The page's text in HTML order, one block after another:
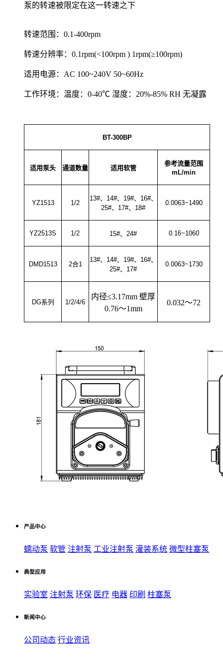
泵的转速被限定在这一转速之下
转速范围：0.1-400rpm
转速分辨率：0.1rpm(<100rpm ) 1rpm(≥100rpm)
适用电源：AC 100~240V 50~60Hz
工作环境：温度：0-40℃ 湿度：20%-85% RH 无凝露
BT-300BP
适用泵头 通道数量 适用软管
参考流量范围
mL/min
YZ1513 1/2
13#、14#、19#、16#、
25#、17#、18#
0.0063~1490
YZ2513S 1/2 15#、24# 0.16~1060
DMD1513 2合1
13#、14#、19#、16#、
25#、17#
0.0063~1730
DG系列 1/2/4/6
内径≤3.17mm 壁厚
0.76～1mm
0.032～72
产品中心
蠕动泵 软管 注射泵 工业注射泵 灌装系统 微型柱塞泵
典型应用
实验室 注射泵 环保 医疗 电器 印刷 柱塞泵
新闻中心
公司动态 行业资讯